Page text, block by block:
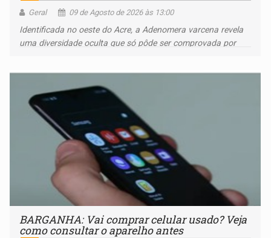
Geral 09 de Agosto de 2026 às 13:00
Identificada no oeste do Acre, a Adenomera varcena revela
uma diversidade oculta que só pôde ser comprovada por
BARGANHA: Vai comprar celular usado? Veja
como consultar o aparelho antes